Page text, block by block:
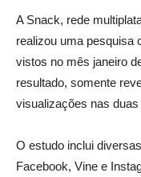
A Snack, rede
realizou uma pesquisa
vistos no mês janeiro
resultado, somente
visualizações nas
O estudo inclui
Facebook, Vine e